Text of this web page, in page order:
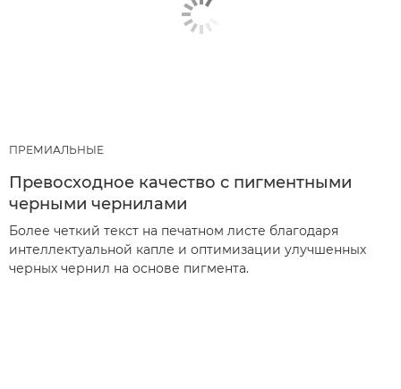
ПРЕМИАЛЬНЫЕ
Превосходное качество с пигментными
черными чернилами
Более четкий текст на печатном листе благодаря
интеллектуальной капле и оптимизации улучшенных
черных чернил на основе пигмента.